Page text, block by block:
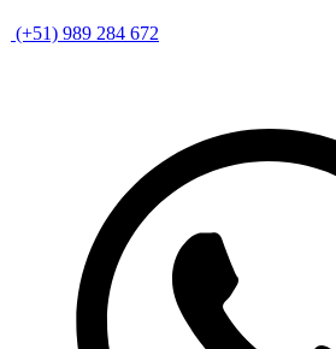
(+51) 989 284 672